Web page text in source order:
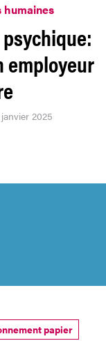
humaines
employeur
2025
papier